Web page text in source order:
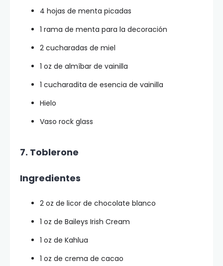
4 hojas de menta picadas
1 rama de menta para la decoración
2 cucharadas de miel
1 oz de almíbar de vainilla
1 cucharadita de esencia de vainilla
Hielo
Vaso rock glass
7. Toblerone
Ingredientes
2 oz de licor de chocolate blanco
1 oz de Baileys Irish Cream
1 oz de Kahlua
1 oz de crema de cacao